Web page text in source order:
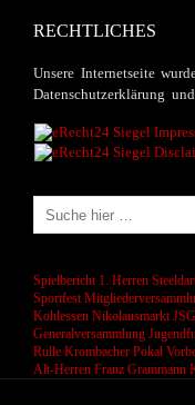
RECHTLICHES
Unsere Internetseite
Datenschutzerklärung
Spielbericht 1. Herren
Sportfest
Kohlessen Nikolausmarkt
Generalversammlung
Rulle Krombacher Pokal
Alt-Herren Franz Grammann